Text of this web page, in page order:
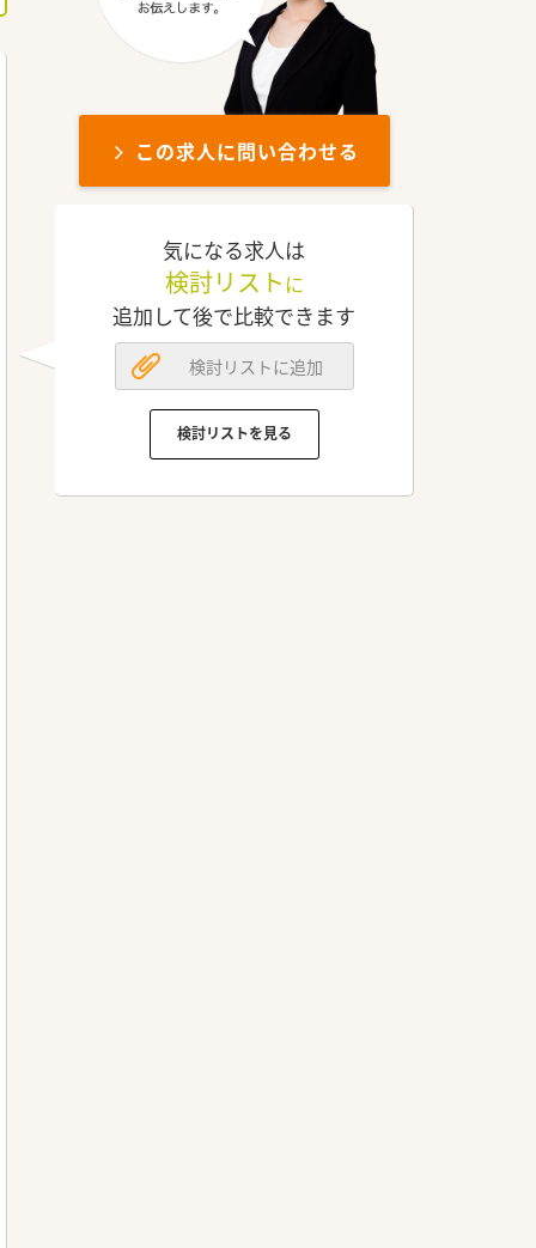
この求人に問い合わせる
気になる求人は
検討リスト に
追加して後で比較できます
検討リストに追加
検討リストを見る